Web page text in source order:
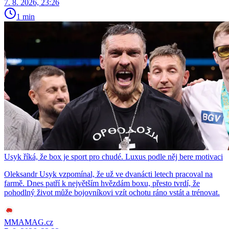
7. 8. 2026, 23:26
1 min
Usyk říká, že box je sport pro chudé. Luxus podle něj bere motivaci
Oleksandr Usyk vzpomínal, že už ve dvanácti letech pracoval na
farmě. Dnes patří k největším hvězdám boxu, přesto tvrdí, že
pohodlný život může bojovníkovi vzít ochotu ráno vstát a trénovat.
MMAMAG.cz